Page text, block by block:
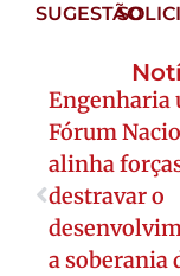
SUGESTÃO
Engenharia
Fórum
alinha
destravar o
a soberania